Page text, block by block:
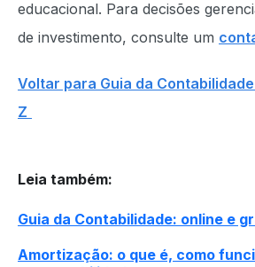
educacional. Para decisões
de investimento, consulte um
Voltar para Guia da
Z
Leia também:
Guia da Contabilidade: online e
Amortização: o que é, como